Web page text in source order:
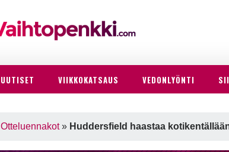
UUTISET VIIKKOKATSAUS VEDONLYÖNTI
Otteluennakot» Huddersfield haastaa